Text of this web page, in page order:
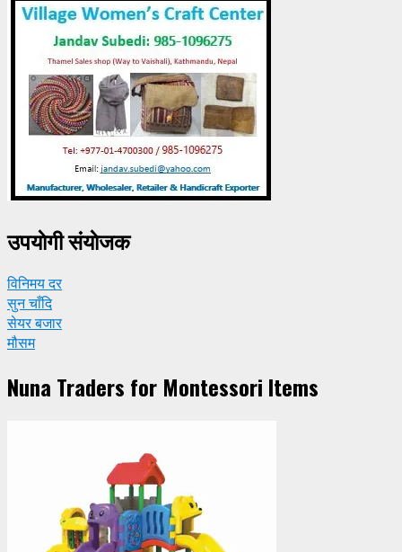
उपयाेगी संयाेजक
विनिमय दर
सुन चाँदि
सेयर बजार
मौसम
Nuna Traders for Montessori Items